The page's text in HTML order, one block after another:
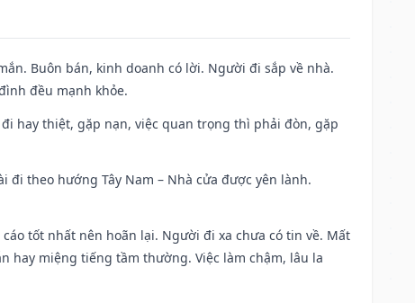
Buôn bán, kinh doanh có lời. Người đi sắp về nhà.
đều mạnh khỏe.
hay thiệt, gặp nạn, việc quan trọng thì phải đòn, gặp
theo hướng Tây Nam – Nhà cửa được yên lành.
tốt nhất nên hoãn lại. Người đi xa chưa có tin về. Mất
miệng tiếng tầm thường. Việc làm chậm, lâu la